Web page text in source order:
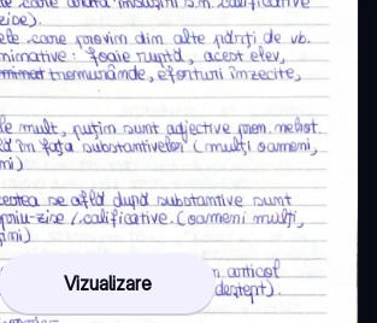
Vizualizare